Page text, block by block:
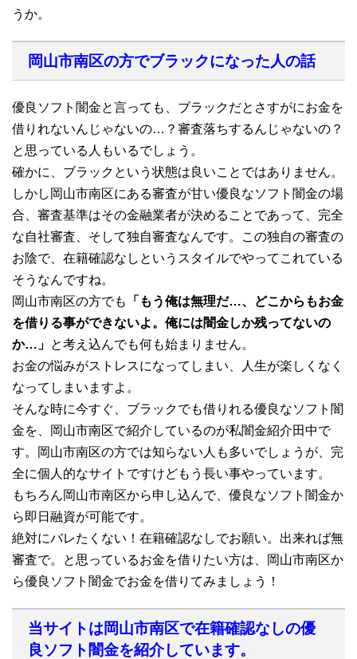
うか。
岡山市南区の方でブラックになった人の話
優良ソフト闇金と言っても、ブラックだとさすがにお金を
借りれないんじゃないの…？審査落ちするんじゃないの？
と思っている人もいるでしょう。
確かに、ブラックという状態は良いことではありません。
しかし岡山市南区にある審査が甘い優良なソフト闇金の場
合、審査基準はその金融業者が決めることであって、完全
な自社審査、そして独自審査なんです。この独自の審査の
お陰で、在籍確認なしというスタイルでやってこれている
そうなんですね。
岡山市南区の方でも
「もう俺は無理だ…、どこからもお金
を借りる事ができないよ。俺には闇金しか残ってないの
か…」 と考え込んでも何も始まりません。
お金の悩みがストレスになってしまい、人生が楽しくなく
なってしまいますよ。
そんな時に今すぐ、ブラックでも借りれる優良なソフト闇
金を、岡山市南区で紹介しているのが私闇金紹介田中で
す。岡山市南区の方では知らない人も多いでしょうが、完
全に個人的なサイトですけどもう長い事やっています。
もちろん岡山市南区から申し込んで、優良なソフト闇金か
ら即日融資が可能です。
絶対にバレたくない！在籍確認なしでお願い。出来れば無
審査で。と思っているお金を借りたい方は、岡山市南区か
ら優良ソフト闇金でお金を借りてみましょう！
当サイトは岡山市南区で在籍確認なしの優
良ソフト闇金を紹介しています。